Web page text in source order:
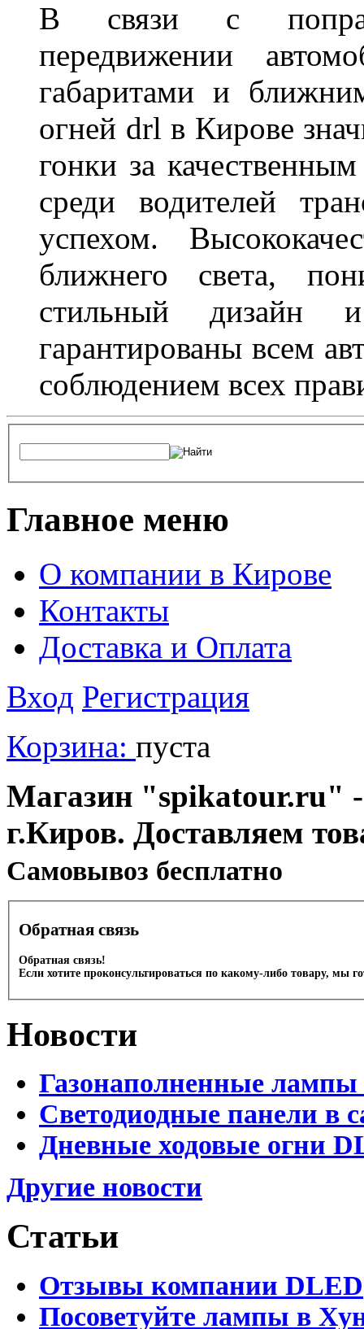
В связи с
передвижении
габаритами и
огней drl в Кирове
гонки за
среди водителей
успехом.
ближнего света,
стильный дизайн
гарантированы всем
соблюдением всех
Главное меню
О компании в Кирове
Контакты
Доставка и Оплата
Вход Регистрация
Корзина: пуста
Магазин "spikatour.ru" -
г.Киров. Доставляем
Cамовывоз бесплатно
Обратная связь
Обратная связь!
Если хотите проконсультироваться по какому-либо товару, мы
Новости
Газонаполненные
Светодиодные панели в
Дневные ходовые огни
Другие новости
Статьи
Отзывы компании DLED
Посоветуйте лампы в